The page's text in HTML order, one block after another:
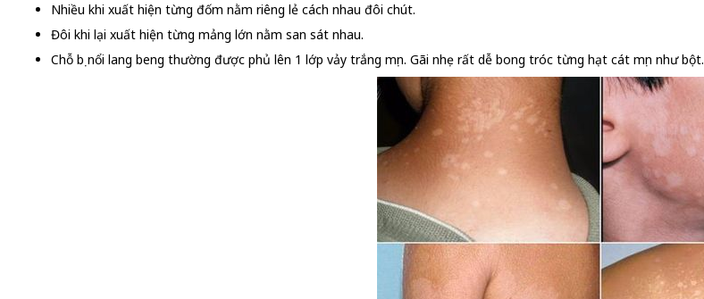
Nhiều khi xuất hiện từng đốm nằm riêng lẻ cách nhau đôi chút.
Đôi khi lại xuất hiện từng mảng lớn nằm san sát nhau.
Chỗ bị nổi lang beng thường được phủ lên 1 lớp vảy trắng mịn. Gãi nhẹ rất dễ bong tróc từng hạt cát mịn như bột.